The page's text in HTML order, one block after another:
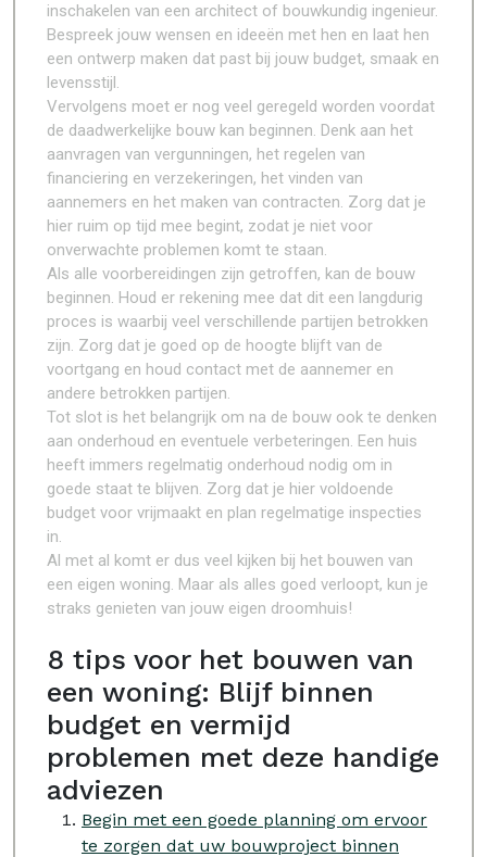
inschakelen van een architect of bouwkundig ingenieur.
Bespreek jouw wensen en ideeën met hen en laat hen
een ontwerp maken dat past bij jouw budget, smaak en
levensstijl.
Vervolgens moet er nog veel geregeld worden voordat
de daadwerkelijke bouw kan beginnen. Denk aan het
aanvragen van vergunningen, het regelen van
financiering en verzekeringen, het vinden van
aannemers en het maken van contracten. Zorg dat je
hier ruim op tijd mee begint, zodat je niet voor
onverwachte problemen komt te staan.
Als alle voorbereidingen zijn getroffen, kan de bouw
beginnen. Houd er rekening mee dat dit een langdurig
proces is waarbij veel verschillende partijen betrokken
zijn. Zorg dat je goed op de hoogte blijft van de
voortgang en houd contact met de aannemer en
andere betrokken partijen.
Tot slot is het belangrijk om na de bouw ook te denken
aan onderhoud en eventuele verbeteringen. Een huis
heeft immers regelmatig onderhoud nodig om in
goede staat te blijven. Zorg dat je hier voldoende
budget voor vrijmaakt en plan regelmatige inspecties
in.
Al met al komt er dus veel kijken bij het bouwen van
een eigen woning. Maar als alles goed verloopt, kun je
straks genieten van jouw eigen droomhuis!
8 tips voor het bouwen van
een woning: Blijf binnen
budget en vermijd
problemen met deze handige
adviezen
Begin met een goede planning om ervoor
te zorgen dat uw bouwproject binnen